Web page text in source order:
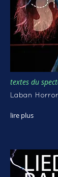
textes du
Laban
lire plus